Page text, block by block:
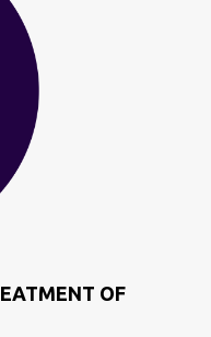
OF